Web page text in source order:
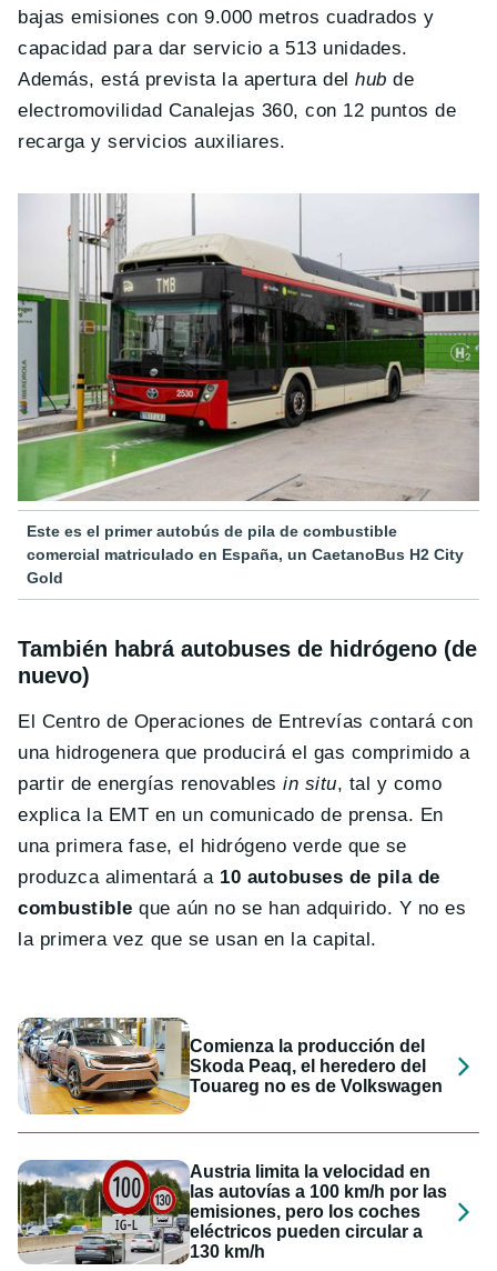
bajas emisiones con 9.000 metros cuadrados y
capacidad para dar servicio a 513 unidades.
Además, está prevista la apertura delhub de
electromovilidad Canalejas 360, con 12 puntos de
recarga y servicios auxiliares.
Este es el primer autobús de pila de combustible
comercial matriculado en España, un CaetanoBus H2 City
Gold
También habrá autobuses de hidrógeno (de
nuevo)
El Centro de Operaciones de Entrevías contará con
una hidrogenera que producirá el gas comprimido a
partir de energías renovablesin situ, tal y como
explica la EMT en un comunicado de prensa. En
una primera fase, el hidrógeno verde que se
produzca alimentará a 10 autobuses de pila de
combustible que aún no se han adquirido. Y no es
la primera vez que se usan en la capital.
Comienza la producción del
Skoda Peaq, el heredero del
Touareg no es de Volkswagen
Austria limita la velocidad en
las autovías a 100 km/h por las
emisiones, pero los coches
eléctricos pueden circular a
130 km/h